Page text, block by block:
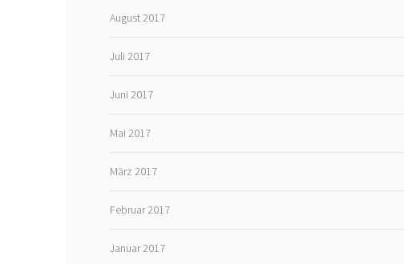
August 2017
Juli 2017
Juni 2017
Mai 2017
März 2017
Februar 2017
Januar 2017